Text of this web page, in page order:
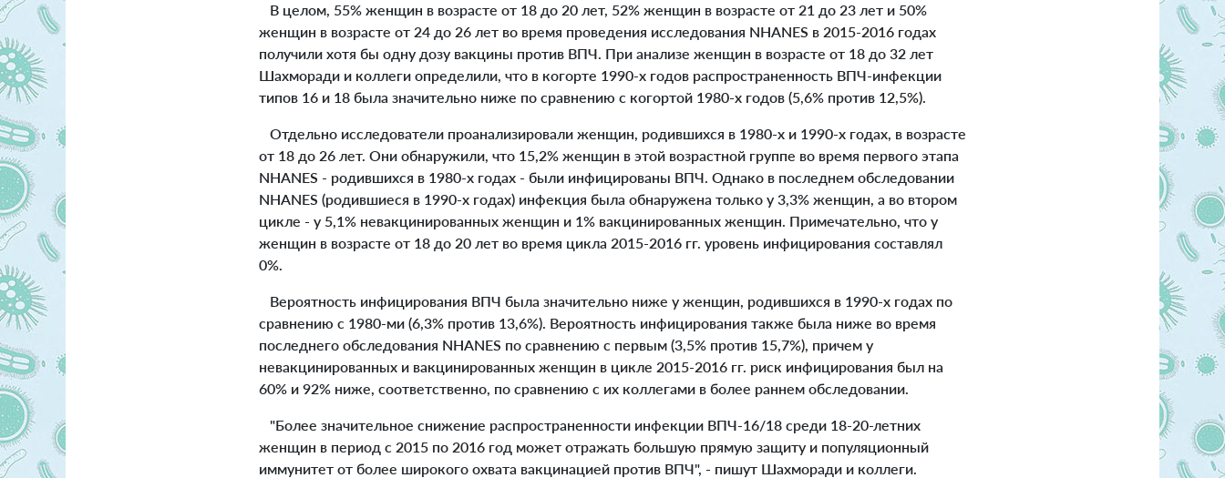
В целом, 55% женщин в возрасте от 18 до 20 лет, 52% женщин в возрасте от 21 до 23 лет и 50%
женщин в возрасте от 24 до 26 лет во время проведения исследования NHANES в 2015-2016 годах
получили хотя бы одну дозу вакцины против ВПЧ. При анализе женщин в возрасте от 18 до 32 лет
Шахморади и коллеги определили, что в когорте 1990-х годов распространенность ВПЧ-инфекции
типов 16 и 18 была значительно ниже по сравнению с когортой 1980-х годов (5,6% против 12,5%).
Отдельно исследователи проанализировали женщин, родившихся в 1980-х и 1990-х годах, в возрасте
от 18 до 26 лет. Они обнаружили, что 15,2% женщин в этой возрастной группе во время первого этапа
NHANES - родившихся в 1980-х годах - были инфицированы ВПЧ. Однако в последнем обследовании
NHANES (родившиеся в 1990-х годах) инфекция была обнаружена только у 3,3% женщин, а во втором
цикле - у 5,1% невакцинированных женщин и 1% вакцинированных женщин. Примечательно, что у
женщин в возрасте от 18 до 20 лет во время цикла 2015-2016 гг. уровень инфицирования составлял
0%.
Вероятность инфицирования ВПЧ была значительно ниже у женщин, родившихся в 1990-х годах по
сравнению с 1980-ми (6,3% против 13,6%). Вероятность инфицирования также была ниже во время
последнего обследования NHANES по сравнению с первым (3,5% против 15,7%), причем у
невакцинированных и вакцинированных женщин в цикле 2015-2016 гг. риск инфицирования был на
60% и 92% ниже, соответственно, по сравнению с их коллегами в более раннем обследовании.
"Более значительное снижение распространенности инфекции ВПЧ-16/18 среди 18-20-летних
женщин в период с 2015 по 2016 год может отражать большую прямую защиту и популяционный
иммунитет от более широкого охвата вакцинацией против ВПЧ", - пишут Шахморади и коллеги.